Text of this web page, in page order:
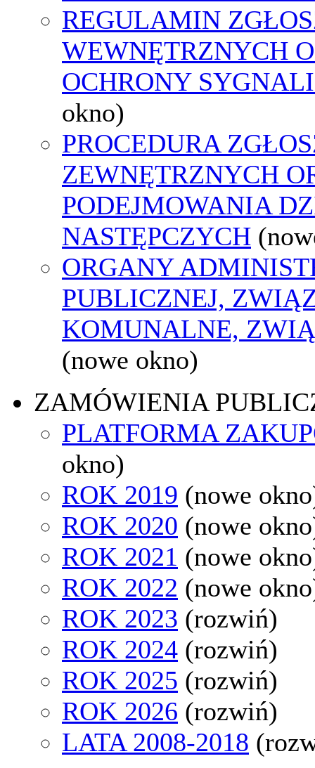
REGULAMIN
WEWNĘTRZNYCH
OCHRONY
okno)
PROCEDURA
ZEWNĘTRZNYCH
PODEJMOWANIA
NASTĘPCZYCH
ORGANY
PUBLICZNEJ,
KOMUNALNE,
(nowe okno)
ZAMÓWIENIA
PLATFORMA
okno)
ROK 2019 (nowe
ROK 2020 (nowe
ROK 2021 (nowe
ROK 2022 (nowe
ROK 2023 (rozwiń)
ROK 2024 (rozwiń)
ROK 2025 (rozwiń)
ROK 2026 (rozwiń)
LATA 2008-2018